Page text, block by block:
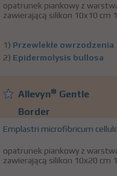
opatrunek piankowy z
zawierającą silikon 10x10 cm
1) Przewlekłe owrzodzenia
2) Epidermolysis bullosa
Allevyn® Gentle
Border
Emplastri microfibricum
opatrunek piankowy z
zawierającą silikon 10x20 cm